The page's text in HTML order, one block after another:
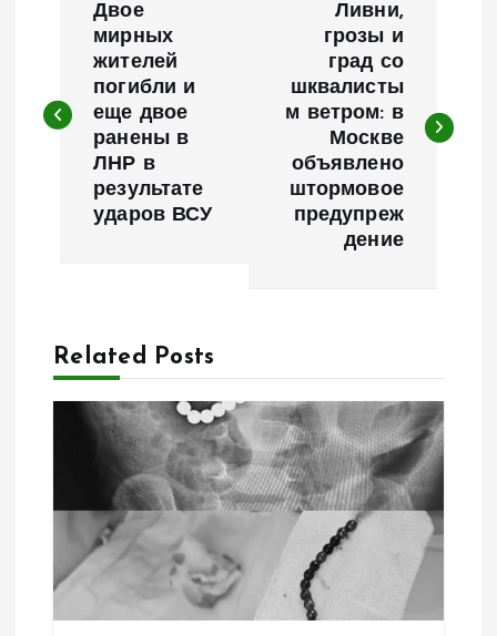
в
и
з
Двое
мирных
жителей
погибли и
еще двое
ранены в
ЛНР в
результате
ударов ВСУ
Ливни,
грозы и
град со
шквалисты
м ветром: в
Москве
объявлено
штормовое
предупреж
дение
Related Posts